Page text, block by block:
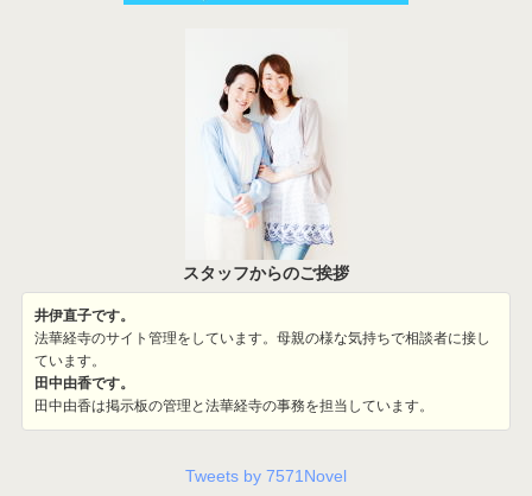
スタッフからのご挨拶
井伊直子です。
法華経寺のサイト管理をしています。母親の様な気持ちで相談者に接し
ています。
田中由香です。
田中由香は掲示板の管理と法華経寺の事務を担当しています。
Tweets by 7571Novel